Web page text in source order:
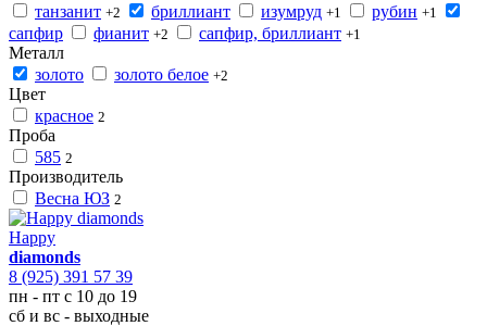
танзанит +2 бриллиант изумруд +1 рубин +1
сапфир фианит +2 сапфир, бриллиант +1
Металл
золото
золото белое +2
Цвет
красное 2
Проба
585 2
Производитель
Весна ЮЗ 2
Happy
diamonds
8 (925) 391 57 39
пн - пт с 10 до 19
сб и вс - выходные